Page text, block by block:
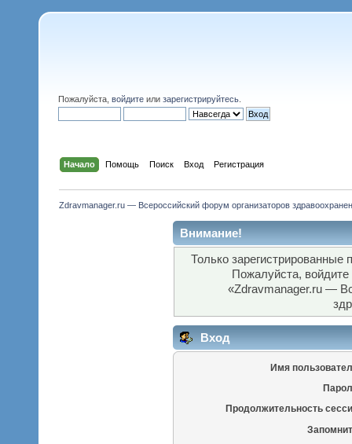
Пожалуйста, войдите или зарегистрируйтесь
Начало Помощь Поиск Вход Регистрация
Zdravmanager.ru — Всероссийский форум организаторов
Внимание!
Только зарегистрированные
Пожалуйста,
«Zdravmanager.ru —
Вход
Имя
Продолжительность